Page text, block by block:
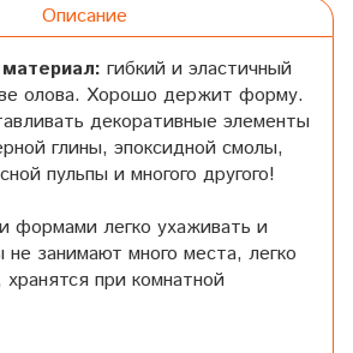
Описание
гибкий и эластичный
олова. Хорошо держит форму.
декоративные элементы
глины, эпоксидной смолы,
пульпы и многого другого!
формами легко ухаживать и
занимают много места, легко
при комнатной